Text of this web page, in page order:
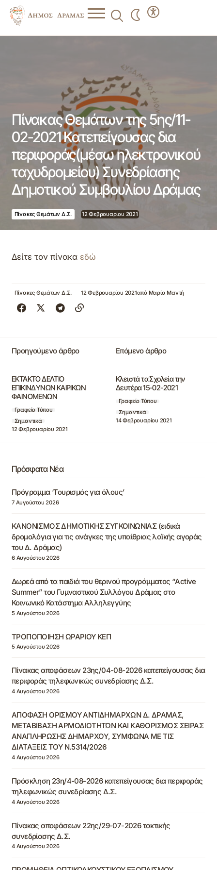
Πίνακας Θεμάτων της 5ης/11-
02-2021 Κατεπείγουσας δια
περιφοράς(μέσω ηλεκτρονικού
ταχυδρομείου) Συνεδρίασης
Δημοτικού Συμβουλίου Δράμας
Πίνακες Θεμάτων Δ.Σ. 12 Φεβρουαρίου 2021
Δείτε τον πίνακα εδώ
Πίνακες Θεμάτων Δ.Σ. 12 Φεβρουαρίου 2021από Μαρία Μαντή
Προηγούμενο άρθρο
ΕΚΤΑΚΤΟ ΔΕΛΤΙΟ
ΕΠΙΚΙΝΔΥΝΩΝ ΚΑΙΡΙΚΩΝ
ΦΑΙΝΟΜΕΝΩΝ
Γραφείο Τύπου
Σημαντικά
12 Φεβρουαρίου 2021
Επόμενο άρθρο
Κλειστά τα Σχολεία την
Δευτέρα 15-02-2021
Γραφείο Τύπου
Σημαντικά
14 Φεβρουαρίου 2021
Πρόσφατα Νέα
Πρόγραμμα ‘Τουρισμός για όλους’
7 Αυγούστου 2026
ΚΑΝΟΝΙΣΜΟΣ ΔΗΜΟΤΙΚΗΣ ΣΥΓΚΟΙΝΩΝΙΑΣ (ειδικά
δρομολόγια για τις ανάγκες της υπαίθριας λαϊκής αγοράς
του Δ. Δράμας)
6 Αυγούστου 2026
Δωρεά από τα παιδιά του θερινού προγράμματος “Active
Summer” του Γυμναστικού Συλλόγου Δράμας στο
Κοινωνικό Κατάστημα Αλληλεγγύης
5 Αυγούστου 2026
ΤΡΟΠΟΠΟΙΗΣΗ ΩΡΑΡΙΟΥ ΚΕΠ
5 Αυγούστου 2026
Πίνακας αποφάσεων 23ης/04-08-2026 κατεπείγουσας δια
περιφοράς τηλεφωνικώς συνεδρίασης Δ.Σ.
4 Αυγούστου 2026
ΑΠΟΦΑΣΗ ΟΡΙΣΜΟΥ ΑΝΤΙΔΗΜΑΡΧΩΝ Δ. ΔΡΑΜΑΣ,
ΜΕΤΑΒΙΒΑΣΗ ΑΡΜΟΔΙΟΤΗΤΩΝ ΚΑΙ ΚΑΘΟΡΙΣΜΟΣ ΣΕΙΡΑΣ
ΑΝΑΠΛΗΡΩΣΗΣ ΔΗΜΑΡΧΟΥ, ΣΥΜΦΩΝΑ ΜΕ ΤΙΣ
ΔΙΑΤΑΞΕΙΣ ΤΟΥ Ν.5314/2026
4 Αυγούστου 2026
Πρόσκληση 23η/4-08-2026 κατεπείγουσας δια περιφοράς
τηλεφωνικώς συνεδρίασης Δ.Σ.
4 Αυγούστου 2026
Πίνακας αποφάσεων 22ης/29-07-2026 τακτικής
συνεδρίασης Δ.Σ.
4 Αυγούστου 2026